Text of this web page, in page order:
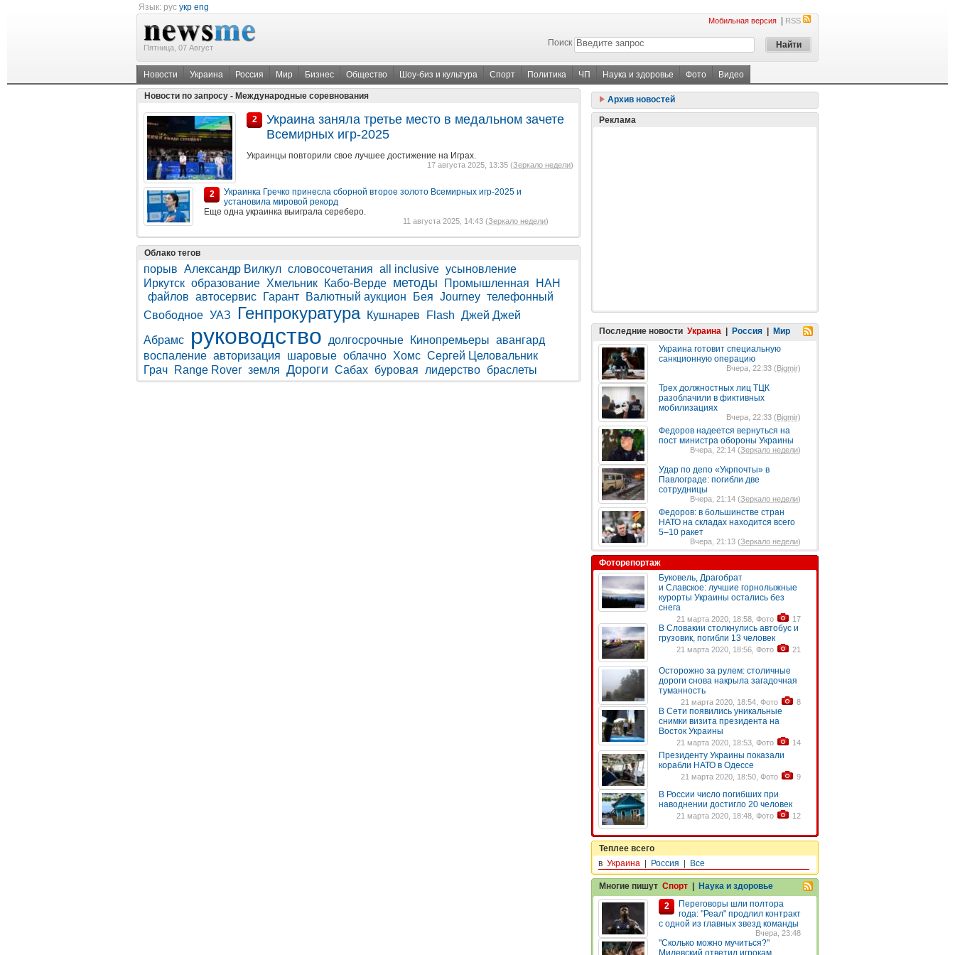
Язык: рус укр eng
Пятница, 07 Август
Мобильная версия RSS
Поиск
Новости Украина Россия Мир Бизнес Общество Шоу-биз и культура Спорт Политика ЧП Наука и здоровье Фото Видео
Новости по запросу - Международные соревнования
2
Украина заняла третье место в медальном зачете
Всемирных игр-2025
Украинцы повторили свое лучшее достижение на Играх.
17 августа 2025, 13:35 (Зеркало недели)
2
Украинка Гречко принесла сборной второе золото Всемирных игр-2025 и
установила мировой рекорд
Еще одна украинка выиграла сереберо.
11 августа 2025, 14:43 (Зеркало недели)
Облако тегов
порыв Александр Вилкул словосочетания all inclusive усыновление
Иркутск образование Хмельник Кабо-Верде методы Промышленная
НАН
файлов автосервис Гарант Валютный аукцион Бея Journey телефонный
Свободное УАЗ Генпрокуратура Кушнарев Flash Джей Джей
Абрамс руководство долгосрочные Кинопремьеры авангард
воспаление авторизация шаровые облачно Хомс Сергей Целовальник
Грач
Range Rover земля Дороги Сабах буровая лидерство браслеты
Архив новостей
Реклама
Последние новости Украина Россия
Мир
Украина готовит специальную
санкционную операцию
Вчера, 22:33 (Bigmir)
Трех должностных лиц ТЦК
разоблачили в фиктивных
мобилизациях
Вчера, 22:33 (Bigmir)
Федоров надеется вернуться на
пост министра обороны Украины
Вчера, 22:14 (Зеркало недели)
Удар по депо «Укрпочты» в
Павлограде: погибли две
сотрудницы
Вчера, 21:14 (Зеркало недели)
Федоров: в большинстве стран
НАТО на складах находится всего
5–10 ракет
Вчера, 21:13 (Зеркало недели)
Фоторепортаж
Буковель, Драгобрат
и Славское: лучшие горнолыжные
курорты Украины остались без
снега
21 марта 2020, 18:58, Фото 17
В Словакии столкнулись автобус и
грузовик, погибли 13 человек
21 марта 2020, 18:56, Фото 21
Осторожно за рулем: столичные
дороги снова накрыла загадочная
туманность
21 марта 2020, 18:54, Фото 8
В Сети появились уникальные
снимки визита президента на
Восток Украины
21 марта 2020, 18:53, Фото 14
Президенту Украины показали
корабли НАТО в Одессе
21 марта 2020, 18:50, Фото 9
В России число погибших при
наводнении достигло 20 человек
21 марта 2020, 18:48, Фото 12
Теплее всего
в Украина Россия Все
Многие пишут Спорт
Наука и здоровье
2
Переговоры шли полтора
года: "Реал" продлил контракт
с одной из главных звезд команды
Вчера, 23:48
"Сколько можно мучиться?"
Милевский ответил игрокам